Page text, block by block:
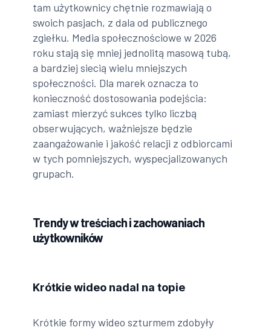
tam użytkownicy chętnie rozmawiają o
swoich pasjach, z dala od publicznego
zgiełku. Media społecznościowe w 2026
roku stają się mniej jednolitą masową tubą,
a bardziej siecią wielu mniejszych
społeczności. Dla marek oznacza to
konieczność dostosowania podejścia:
zamiast mierzyć sukces tylko liczbą
obserwujących, ważniejsze będzie
zaangażowanie i jakość relacji z odbiorcami
w tych pomniejszych, wyspecjalizowanych
grupach.
Trendy w treściach i zachowaniach
użytkowników
Krótkie wideo nadal na topie
Krótkie formy wideo szturmem zdobyły